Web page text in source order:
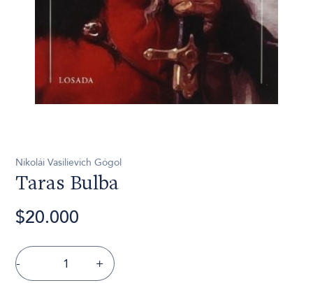
Nikolái Vasilievich Gógol
Taras Bulba
$20.000
- +